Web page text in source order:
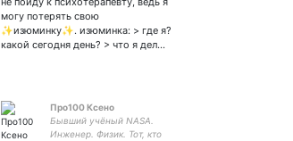
могу потерять свою
✨изюминку✨. изюминка: > где я?
какой сегодня день? > что я дел…
Про100 Ксено
Бывший учёный NASA.
Инженер. Физик. Тот, кто